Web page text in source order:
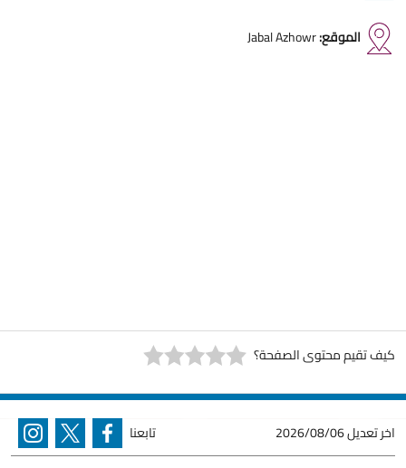
الموقع:Jabal Azhowr
كيف تقيم محتوى الصفحة؟
اخر تعديل2026/08/06 تابعنا